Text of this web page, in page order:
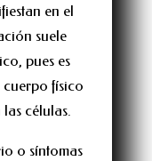
en el
suele
pues es
físico
células.
o síntomas